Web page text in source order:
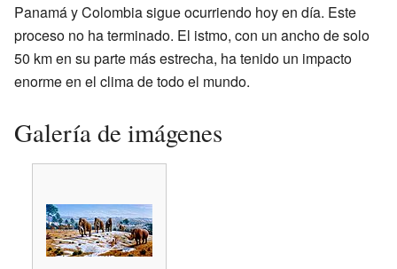
Panamá y Colombia sigue ocurriendo hoy en día. Este
proceso no ha terminado. El istmo, con un ancho de solo
50 km en su parte más estrecha, ha tenido un impacto
enorme en el clima de todo el mundo.
Galería de imágenes